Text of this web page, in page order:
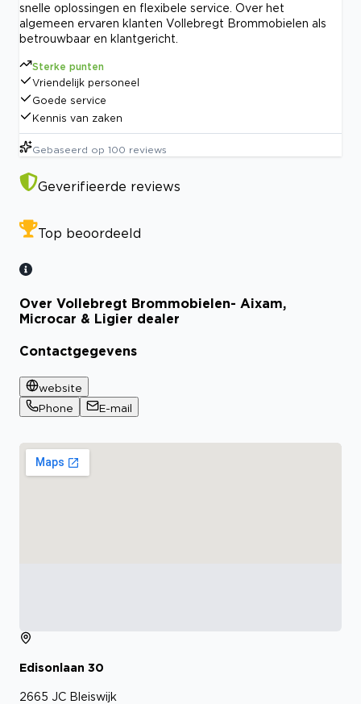
snelle oplossingen en flexibele service. Over het
algemeen ervaren klanten Vollebregt Brommobielen als
betrouwbaar en klantgericht.
Sterke punten
Vriendelijk personeel
Goede service
Kennis van zaken
Gebaseerd op 100 reviews
Geverifieerde reviews
Top beoordeeld
Over Vollebregt Brommobielen- Aixam,
Microcar & Ligier dealer
Contactgegevens
website
Phone
E-mail
Edisonlaan 30
2665 JC Bleiswijk